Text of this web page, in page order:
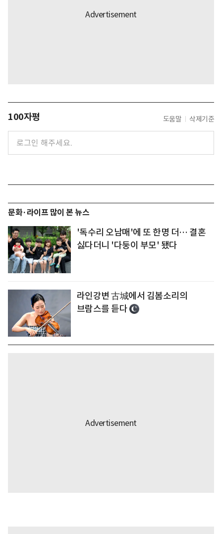
100자평 도움말 삭제기준
문화·라이프 많이 본 뉴스
'독수리 오남매'에 또 한명 더… 결혼
싫다더니 '다둥이 부모' 됐다
라인강변 古城에서 김봄소리의
브람스를 듣다